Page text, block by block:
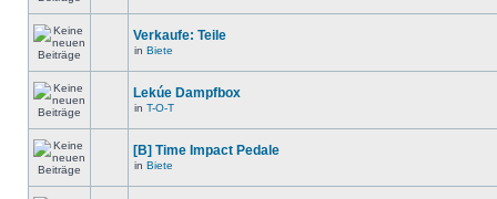
Verkaufe: Teile
in Biete
Lekúe Dampfbox
in T-O-T
[B] Time Impact Pedale
in Biete